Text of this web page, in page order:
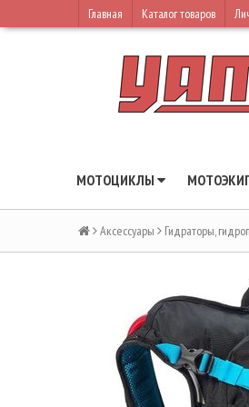
Главная Каталог товаров
МОТОЦИКЛЫ
Аксессуары Гидраторы,